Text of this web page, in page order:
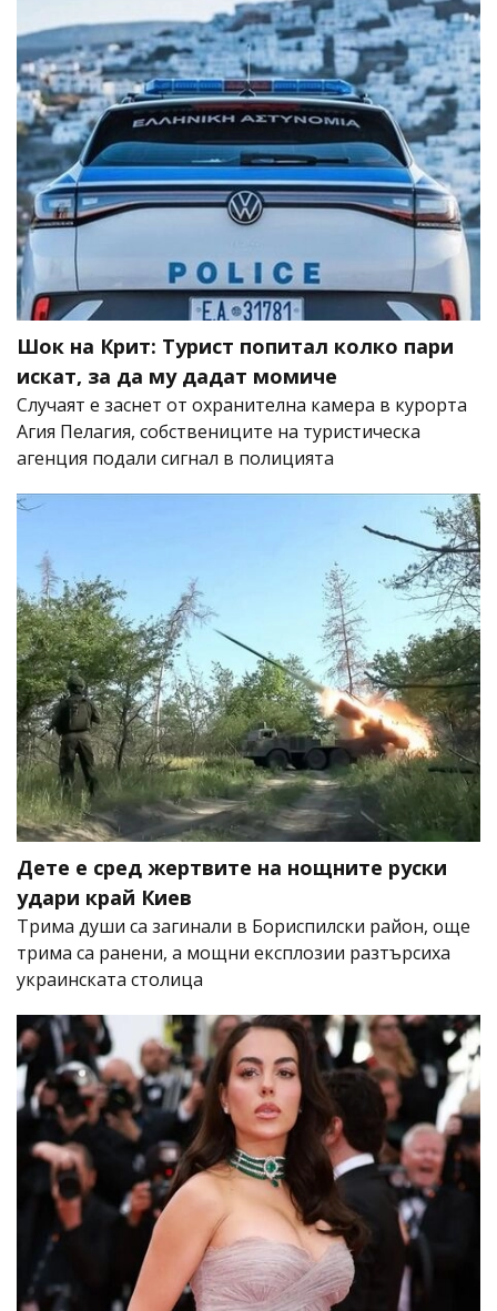
Шок на Крит: Турист попитал колко пари
искат, за да му дадат момиче
Случаят е заснет от охранителна камера в курорта
Агия Пелагия, собствениците на туристическа
агенция подали сигнал в полицията
Дете е сред жертвите на нощните руски
удари край Киев
Трима души са загинали в Бориспилски район, още
трима са ранени, а мощни експлозии разтърсиха
украинската столица